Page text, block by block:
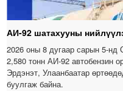
АИ-92 шатахууны
2026 оны 8 дугаар сарын 5-нд
2,580 тонн АИ-92 автобензин
Эрдэнэт, Улаанбаатар
буулгаж байна.